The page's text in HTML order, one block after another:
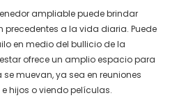
ampliable puede brindar
a la vida diaria. Puede
en medio del bullicio de la
ofrece un amplio espacio para
muevan, ya sea en reuniones
hijos o viendo películas.